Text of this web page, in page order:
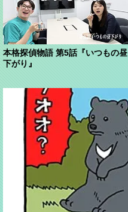
本格探偵物語 第5話『いつもの昼
下がり』